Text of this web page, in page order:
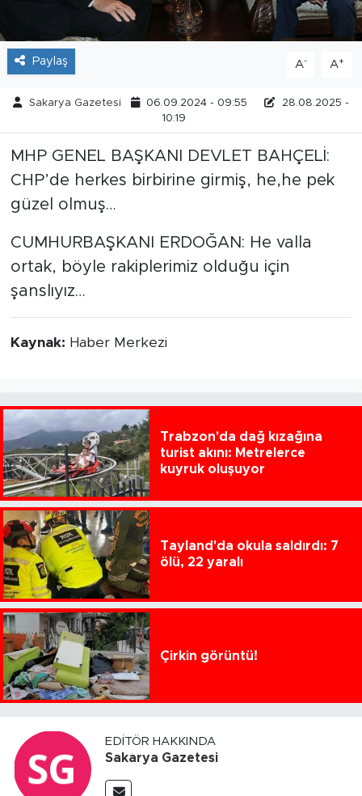
Paylaş A- A+
Sakarya Gazetesi 06.09.2024 - 09:55
28.08.2025 -
10:19
MHP GENEL BAŞKANI DEVLET BAHÇELİ:
CHP’de herkes birbirine girmiş, he,he pek
güzel olmuş…
CUMHURBAŞKANI ERDOĞAN: He valla
ortak, böyle rakiplerimiz olduğu için
şanslıyız…
Kaynak: Haber Merkezi
Trabzon'da dağ kızağına
turist akını: Metrelerce
kuyruk oluşuyor
Tayland'da okula saldırdı: 7
ölü, 22 yaralı
Çirkin görüntü!
EDITÖR HAKKINDA
Sakarya Gazetesi
Resmi İlanlar
Söyleşi
Foto Şaka
Politika